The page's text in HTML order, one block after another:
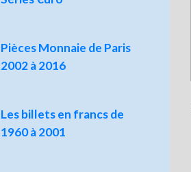
Pièces Monnaie de Paris
2002 à 2016
Les billets en francs de
1960 à 2001